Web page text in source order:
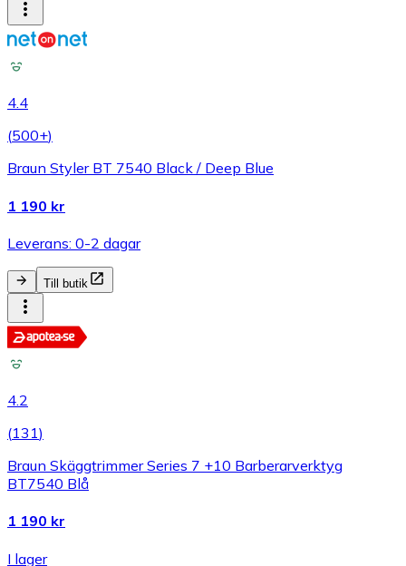
4.4
(500+)
Braun Styler BT 7540 Black / Deep Blue
1 190 kr
Leverans: 0-2 dagar
Till butik
4.2
(131)
Braun Skäggtrimmer Series 7 +10 Barberarverktyg
BT7540 Blå
1 190 kr
I lager